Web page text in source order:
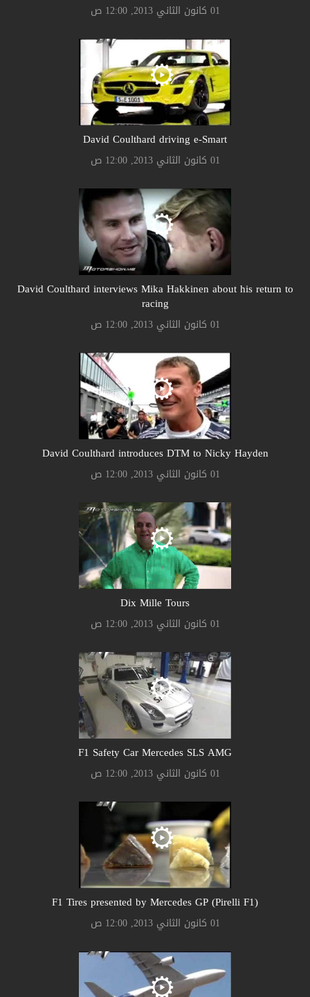
01 كانون الثاني 2013, 12:00 ص
David Coulthard driving e-Smart
01 كانون الثاني 2013, 12:00 ص
David Coulthard interviews Mika Hakkinen about his return to
racing
01 كانون الثاني 2013, 12:00 ص
David Coulthard introduces DTM to Nicky Hayden
01 كانون الثاني 2013, 12:00 ص
Dix Mille Tours
01 كانون الثاني 2013, 12:00 ص
F1 Safety Car Mercedes SLS AMG
01 كانون الثاني 2013, 12:00 ص
F1 Tires presented by Mercedes GP (Pirelli F1)
01 كانون الثاني 2013, 12:00 ص